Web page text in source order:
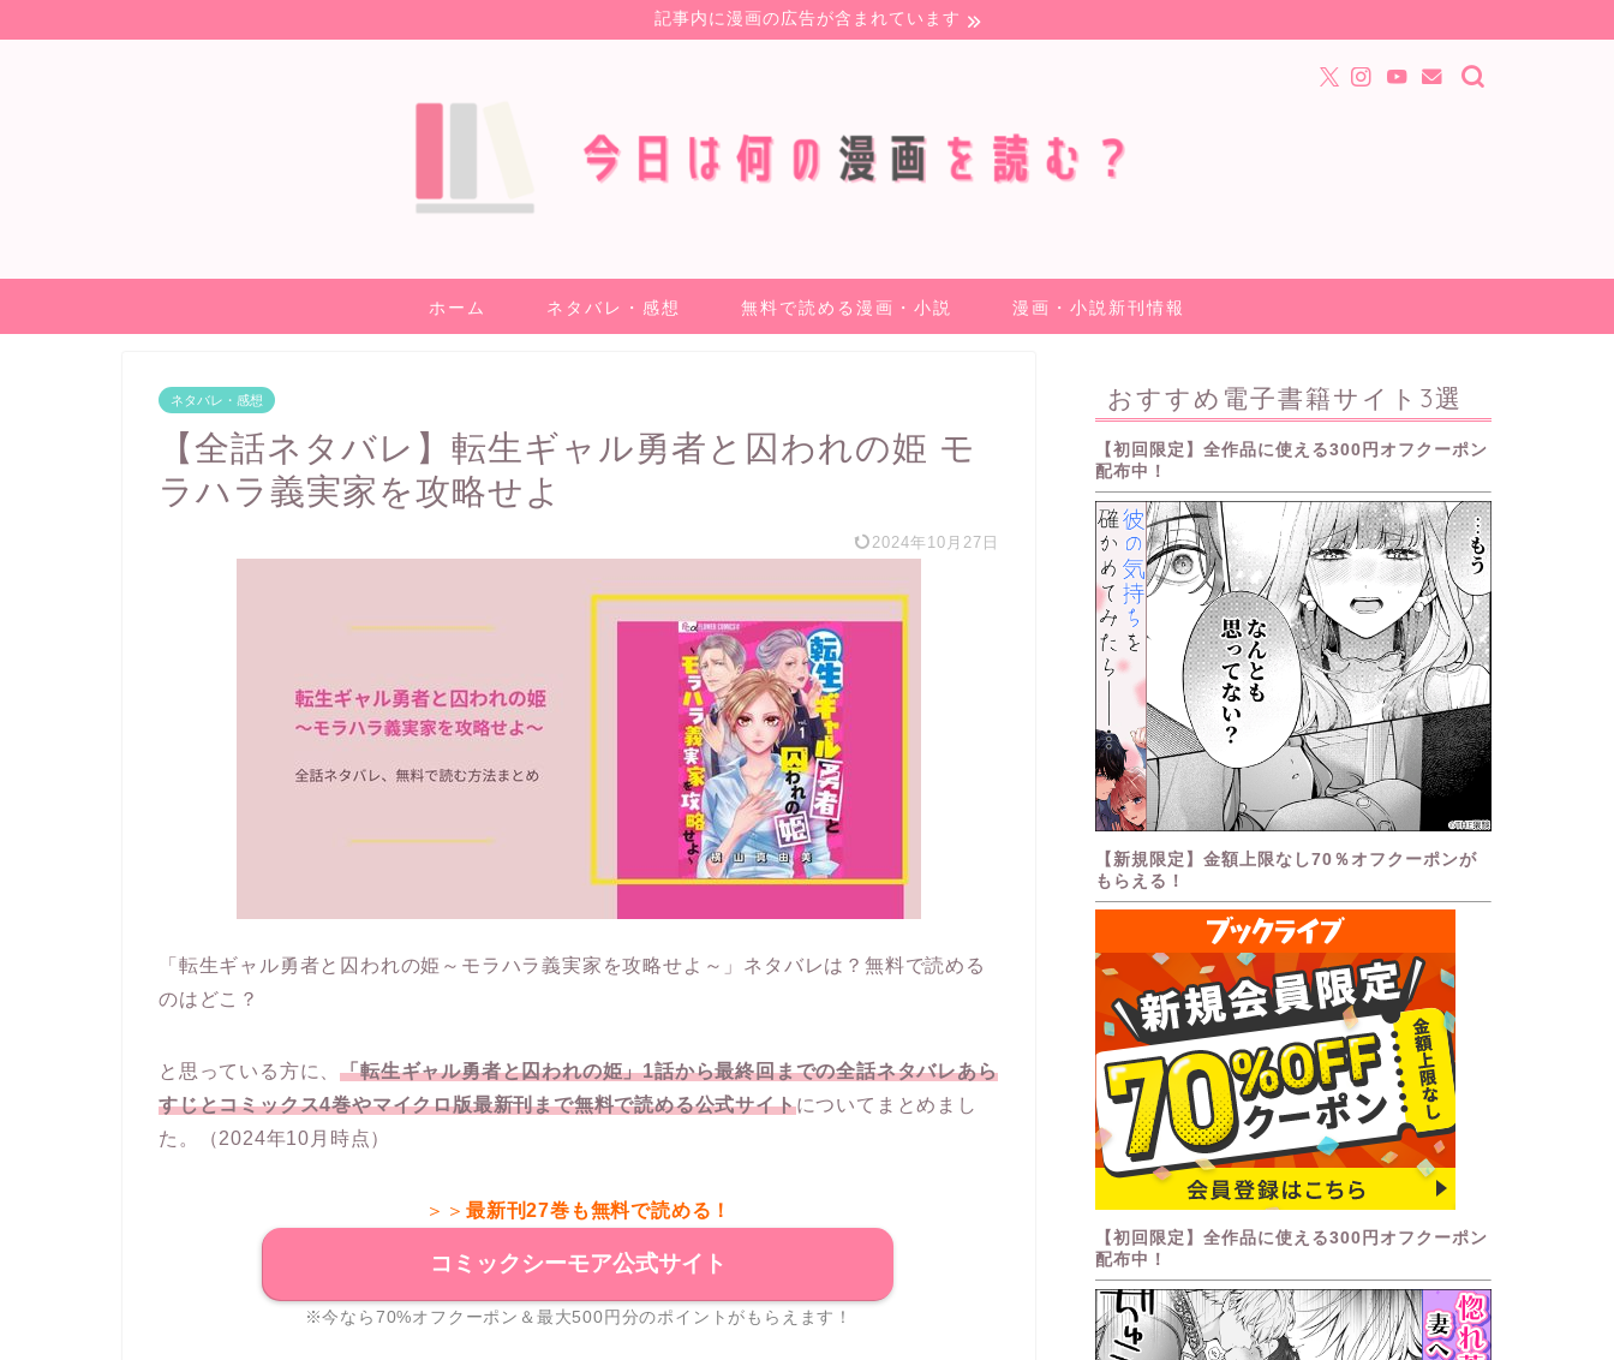
記事内に漫画の広告が含まれています
ホーム ネタバレ・感想 無料で読める漫画・小説 漫画・小説新刊情報
ネタバレ・感想
【全話ネタバレ】転生ギャル勇者と囚われの姫 モ
ラハラ義実家を攻略せよ
2024年10月27日
「転生ギャル勇者と囚われの姫～モラハラ義実家を攻略せよ～」ネタバレは？無料で読める
のはどこ？
と思っている方に、「転生ギャル勇者と囚われの姫」1話から最終回までの全話ネタバレあら
すじとコミックス4巻やマイクロ版最新刊まで無料で読める公式サイトについてまとめまし
た。（2024年10月時点）
＞＞最新刊27巻も無料で読める！
コミックシーモア公式サイト
※今なら70%オフクーポン＆最大500円分のポイントがもらえます！
おすすめ電子書籍サイト3選
【初回限定】全作品に使える300円オフクーポン
配布中！
【新規限定】金額上限なし70％オフクーポンが
もらえる！
【初回限定】全作品に使える300円オフクーポン
配布中！